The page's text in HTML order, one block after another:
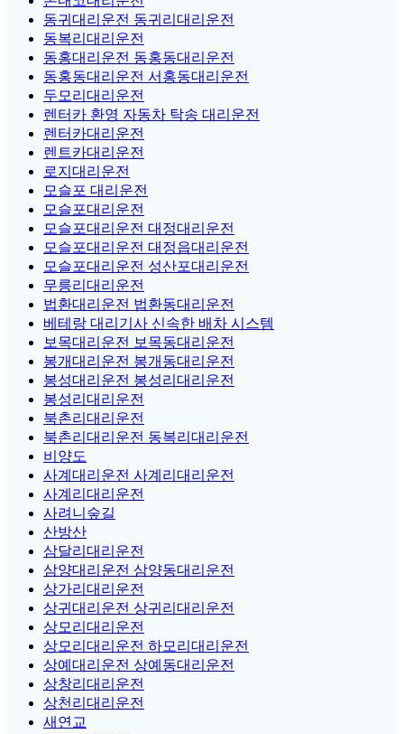
동귀대리운전 동귀리대리운전
동복리대리운전
동홍대리운전 동홍동대리운전
동홍동대리운전 서홍동대리운전
두모리대리운전
렌터카 환영 자동차 탁송 대리운전
렌터카대리운전
렌트카대리운전
로지대리운전
모슬포 대리운전
모슬포대리운전
모슬포대리운전 대정대리운전
모슬포대리운전 대정읍대리운전
모슬포대리운전 성산포대리운전
무릉리대리운전
법환대리운전 법환동대리운전
베테랑 대리기사 신속한 배차 시스템
보목대리운전 보목동대리운전
봉개대리운전 봉개동대리운전
봉성대리운전 봉성리대리운전
봉성리대리운전
북촌리대리운전
북촌리대리운전 동복리대리운전
비양도
사계대리운전 사계리대리운전
사계리대리운전
사려니숲길
산방산
삼달리대리운전
삼양대리운전 삼양동대리운전
상가리대리운전
상귀대리운전 상귀리대리운전
상모리대리운전
상모리대리운전 하모리대리운전
상예대리운전 상예동대리운전
상창리대리운전
상천리대리운전
새연교